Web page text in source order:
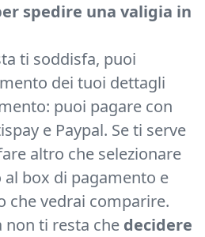
spedire una valigia in
ti soddisfa, puoi
dei tuoi dettagli
puoi pagare con
e Paypal. Se ti serve
altro che selezionare
al box di pagamento e
che vedrai comparire.
non ti resta che decidere